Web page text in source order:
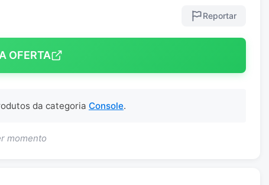
Reportar
OFERTA
da categoria Console.
momento